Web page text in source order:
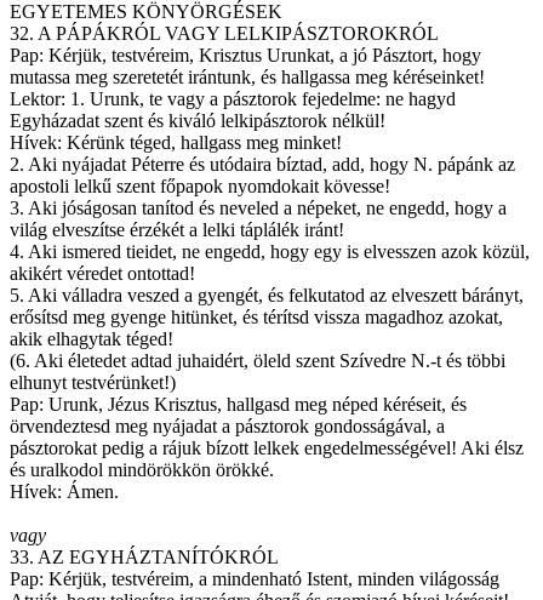
EGYETEMES KÖNYÖRGÉSEK
32. A PÁPÁKRÓL VAGY LELKIPÁSZTOROKRÓL
Pap: Kérjük, testvéreim, Krisztus Urunkat, a jó Pásztort, hogy
mutassa meg szeretetét irántunk, és hallgassa meg kéréseinket!
Lektor: 1. Urunk, te vagy a pásztorok fejedelme: ne hagyd
Egyházadat szent és kiváló lelkipásztorok nélkül!
Hívek: Kérünk téged, hallgass meg minket!
2. Aki nyájadat Péterre és utódaira bíztad, add, hogy N. pápánk az
apostoli lelkű szent főpapok nyomdokait kövesse!
3. Aki jóságosan tanítod és neveled a népeket, ne engedd, hogy a
világ elveszítse érzékét a lelki táplálék iránt!
4. Aki ismered tieidet, ne engedd, hogy egy is elvesszen azok közül,
akikért véredet ontottad!
5. Aki válladra veszed a gyengét, és felkutatod az elveszett bárányt,
erősítsd meg gyenge hitünket, és térítsd vissza magadhoz azokat,
akik elhagytak téged!
(6. Aki életedet adtad juhaidért, öleld szent Szívedre N.-t és többi
elhunyt testvérünket!)
Pap: Urunk, Jézus Krisztus, hallgasd meg néped kéréseit, és
örvendeztesd meg nyájadat a pásztorok gondosságával, a
pásztorokat pedig a rájuk bízott lelkek engedelmességével! Aki élsz
és uralkodol mindörökkön örökké.
Hívek: Ámen.
vagy
33. AZ EGYHÁZTANÍTÓKRÓL
Pap: Kérjük, testvéreim, a mindenható Istent, minden világosság